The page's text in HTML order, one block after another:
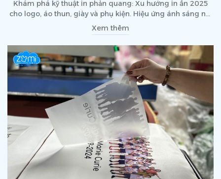
Khám phá kỹ thuật in phản quang: Xu hướng in ấn 2025
cho logo, áo thun, giày và phụ kiện. Hiệu ứng ánh sáng nổi
bật, bền đẹp, cá tính.
Xem thêm